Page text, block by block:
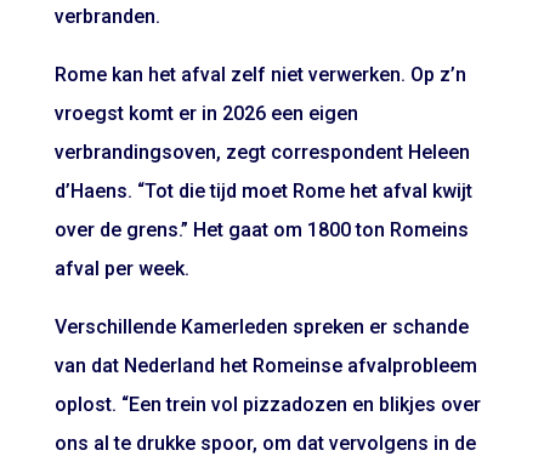
verbranden.
Rome kan het afval zelf niet verwerken. Op z’n
vroegst komt er in 2026 een eigen
verbrandingsoven, zegt correspondent Heleen
d’Haens. “Tot die tijd moet Rome het afval kwijt
over de grens.” Het gaat om 1800 ton Romeins
afval per week.
Verschillende Kamerleden spreken er schande
van dat Nederland het Romeinse afvalprobleem
oplost. “Een trein vol pizzadozen en blikjes over
ons al te drukke spoor, om dat vervolgens in de